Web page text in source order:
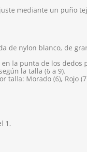
mediante un puño
de nylon blanco, de
la punta de los dedos
la talla (6 a 9).
talla: Morado (6), Rojo
1.